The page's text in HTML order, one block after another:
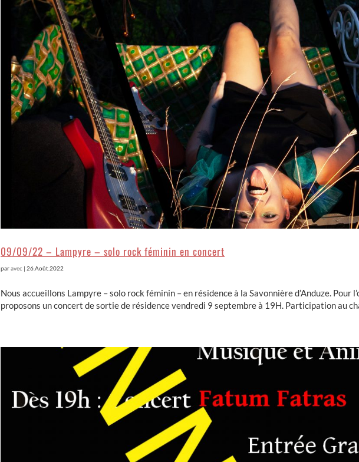
09/09/22 – Lampyre – solo rock féminin en concert
paravec | 26.Août.2022
Nous accueillons Lampyre – solo rock féminin – en résidence à la Savonnière d’Anduze. Pour
proposons un concert de sortie de résidence vendredi 9 septembre à 19H. Participation au